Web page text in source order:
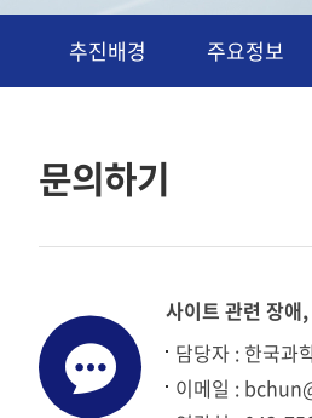
알림
추진배경 주요정보
문의하기
사이트 관련 장애
담당자 : 한국과
이메일 :